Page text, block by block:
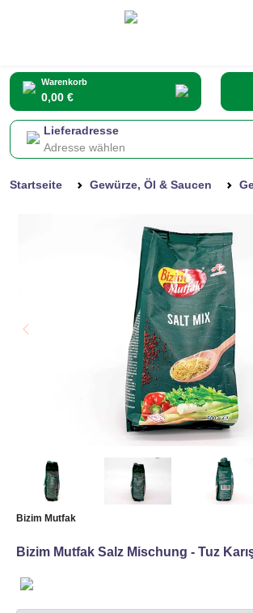
Warenkorb
0,00 €
Lieferadresse
Adresse wählen
Startseite Gewürze, Öl & Saucen
Bizim Mutfak
Bizim Mutfak Salz Mischung - Tuz